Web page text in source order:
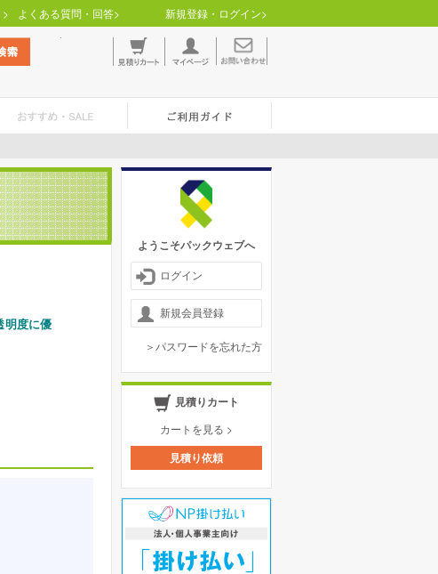
よくある質問・回答> 新規登録・ログイン>
ようこそパックウェブへ
ログイン
新規会員登録
＞パスワードを忘れた方
見積りカート
カートを見る >
見積り依頼
明度に優